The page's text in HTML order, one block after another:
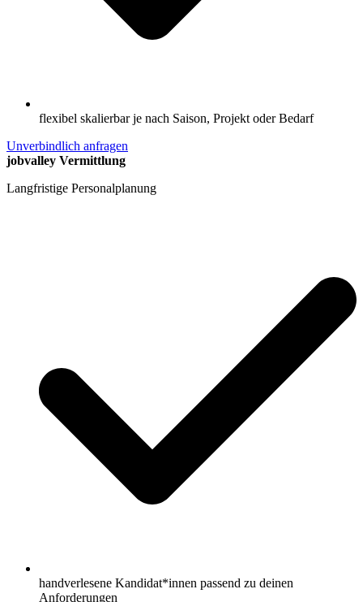
flexibel skalierbar je nach Saison, Projekt oder Bedarf
Unverbindlich anfragen
jobvalley Vermittlung
Langfristige Personalplanung
handverlesene Kandidat*innen passend zu deinen
Anforderungen